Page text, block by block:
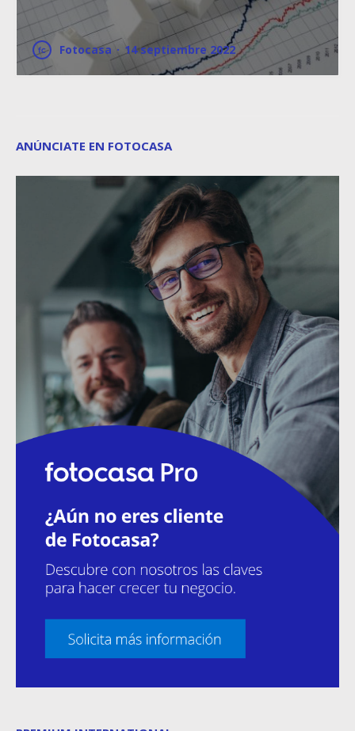
Fotocasa · 14 septiembre 2022
ANÚNCIATE EN FOTOCASA